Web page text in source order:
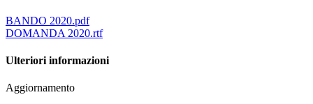
BANDO 2020.pdf
DOMANDA 2020.rtf
Ulteriori informazioni
Aggiornamento